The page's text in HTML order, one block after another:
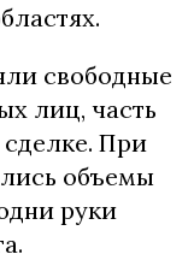
свободные
лиц, часть
При
объемы
руки